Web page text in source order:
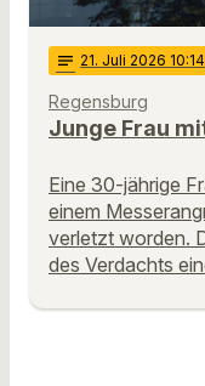
notes 21. Juli 2026 10:14
Regensburg
Junge Frau
Eine 30-jährige
einem
verletzt worden.
des Verdachts